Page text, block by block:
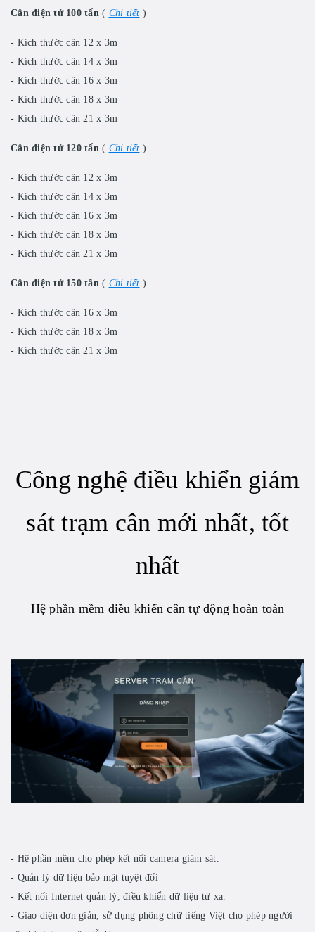
Cân điện tử 100 tấn ( Chi tiết )
- Kích thước cân 12 x 3m
- Kích thước cân 14 x 3m
- Kích thước cân 16 x 3m
- Kích thước cân 18 x 3m
- Kích thước cân 21 x 3m
Cân điện tử 120 tấn ( Chi tiết )
- Kích thước cân 12 x 3m
- Kích thước cân 14 x 3m
- Kích thước cân 16 x 3m
- Kích thước cân 18 x 3m
- Kích thước cân 21 x 3m
Cân điện tử 150 tấn ( Chi tiết )
- Kích thước cân 16 x 3m
- Kích thước cân 18 x 3m
- Kích thước cân 21 x 3m
Công nghệ điều khiển giám
sát trạm cân mới nhất, tốt
nhất
Hệ phần mềm điều khiển cân tự động hoàn toàn
- Hệ phần mềm cho phép kết nối camera giám sát.
- Quản lý dữ liệu bảo mật tuyệt đối
- Kết nối Internet quản lý, điều khiển dữ liệu từ xa.
- Giao diện đơn giản, sử dụng phông chữ tiếng Việt cho phép người